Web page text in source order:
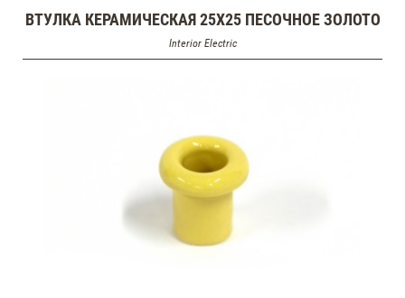
ВТУЛКА КЕРАМИЧЕСКАЯ 25Х25 ПЕСОЧНОЕ ЗОЛОТО
Interior Electric